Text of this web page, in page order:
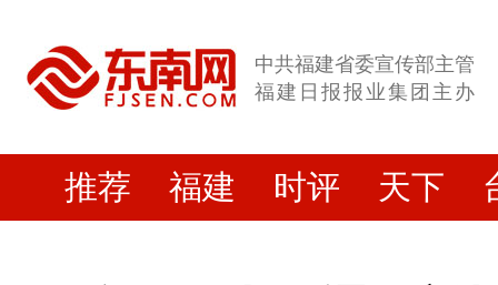
中共福建省委宣传部主管
福建日报报业集团主办
推荐 福建 时评 天下